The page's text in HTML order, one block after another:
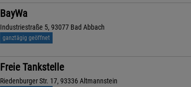
BayWa
Industriestraße 5, 93077 Bad Abbach
ganztägig geöffnet
Freie Tankstelle
Riedenburger Str. 17, 93336 Altmannstein